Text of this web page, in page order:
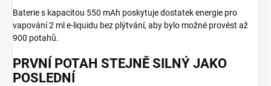
Baterie s kapacitou 550 mAh poskytuje dostatek energie pro
vapování 2 ml e-liquidu bez plýtvání, aby bylo možné provést až
900 potahů.
PRVNÍ POTAH STEJNĚ SILNÝ JAKO
POSLEDNÍ